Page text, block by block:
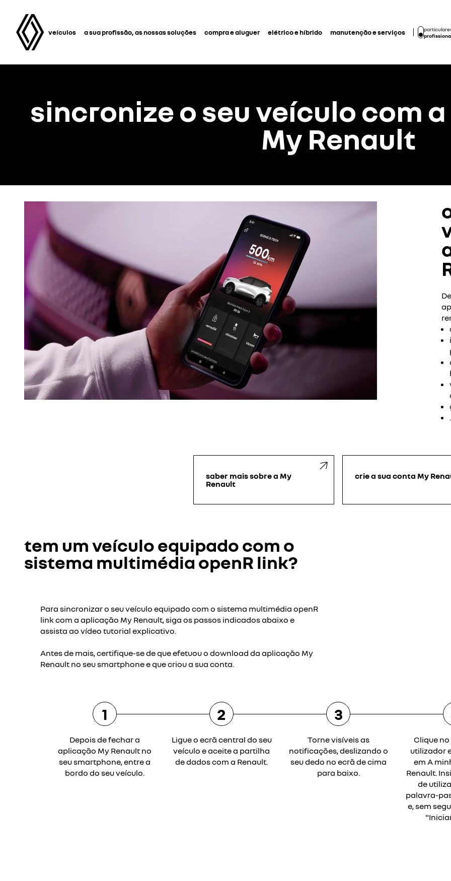
veículos a sua profissão, as nossas soluções compra e aluguer elétrico e híbrido manutenção e serviços
sincronize o seu veículo com
My Renault
saber mais sobre a My
Renault
crie a sua conta My
tem um veículo equipado com o
sistema multimédia openR link?
Para sincronizar o seu veículo equipado com o sistema multimédia openR
link com a aplicação My Renault, siga os passos indicados abaixo e
assista ao vídeo tutorial explicativo.
Antes de mais, certifique-se de que efetuou o download da aplicação My
Renault no seu smartphone e que criou a sua conta.
1
Depois de fechar a
aplicação My Renault no
seu smartphone, entre a
bordo do seu veículo.
2
Ligue o ecrã central do seu
veículo e aceite a partilha
de dados com a Renault.
3
Torne visíveis as
notificações, deslizando o
seu dedo no ecrã de cima
para baixo.
Clique
utilizador
em A
Renault.
de
palavra-
e, sem